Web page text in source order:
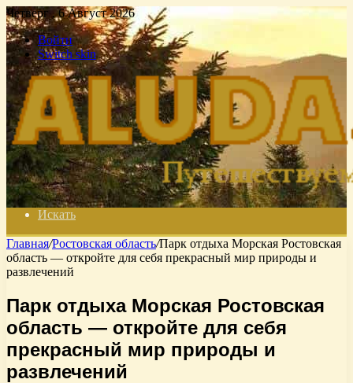
Четверг , 6 Август 2026
Войти
Switch skin
Искать
Главная/Ростовская область/Парк отдыха Морская Ростовская
область — откройте для себя прекрасный мир природы и
развлечений
Парк отдыха Морская Ростовская
область — откройте для себя
прекрасный мир природы и
развлечений